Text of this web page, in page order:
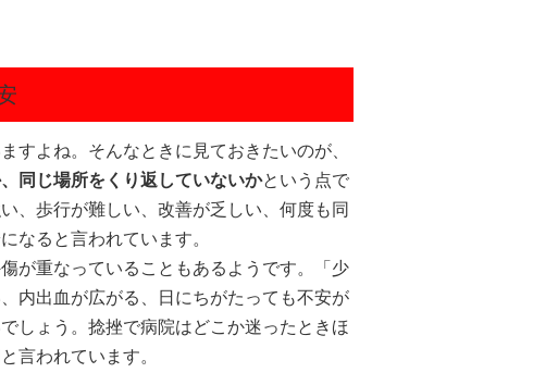
すよね。そんなときに見ておきたいのが、
同じ場所をくり返していないかという点で
、歩行が難しい、改善が乏しい、何度も同
なると言われています。
が重なっていることもあるようです。「少
内出血が広がる、日にちがたっても不安が
しょう。捻挫で病院はどこか迷ったときほ
言われています。